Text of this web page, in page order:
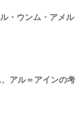
・ウンム・アメル
アル＝アインの考